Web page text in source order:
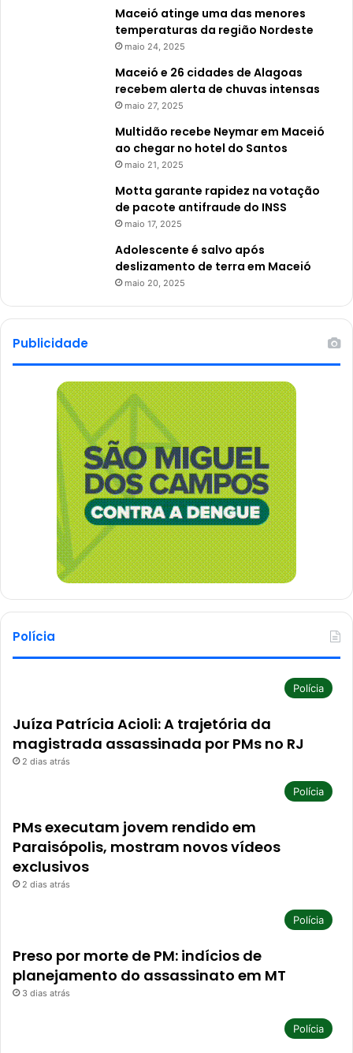
Maceió atinge uma das menores
temperaturas da região Nordeste
maio 24, 2025
Maceió e 26 cidades de Alagoas
recebem alerta de chuvas intensas
maio 27, 2025
Multidão recebe Neymar em Maceió
ao chegar no hotel do Santos
maio 21, 2025
Motta garante rapidez na votação
de pacote antifraude do INSS
maio 17, 2025
Adolescente é salvo após
deslizamento de terra em Maceió
maio 20, 2025
Publicidade
Polícia
Polícia
Juíza Patrícia Acioli: A trajetória da
magistrada assassinada por PMs no RJ
2 dias atrás
Polícia
PMs executam jovem rendido em
Paraisópolis, mostram novos vídeos
exclusivos
2 dias atrás
Polícia
Preso por morte de PM: indícios de
planejamento do assassinato em MT
3 dias atrás
Polícia